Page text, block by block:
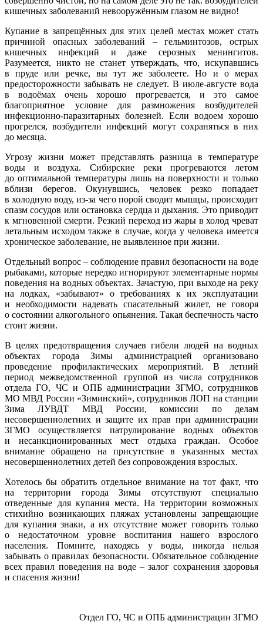
кишечных заболеваний невооружённым глазом не видно!
Купание в запрещённых для этих целей местах может стать
причиной опасных заболеваний – гельминтозов, острых
кишечных инфекций и даже серозных менингитов.
Разумеется, никто не станет утверждать, что, искупавшись
в пруде или речке, вы тут же заболеете. Но и о мерах
предосторожности забывать не следует. В июле-августе вода
в водоёмах очень хорошо прогревается, и это самое
благоприятное условие для размножения возбудителей
инфекционно-паразитарных болезней. Если водоем хорошо
прогрелся, возбудители инфекций могут сохраняться в них
до месяца.
Угрозу жизни может представлять разница в температуре
воды и воздуха. Сибирские реки прогреваются летом
до оптимальной температуры лишь на поверхности и только
вблизи берегов. Окунувшись, человек резко попадает
в холодную воду, из-за чего порой сводит мышцы, происходит
спазм сосудов или остановка сердца и дыхания. Это приводит
к мгновенной смерти. Резкий переход из жары в холод чреват
летальным исходом также в случае, когда у человека имеется
хроническое заболевание, не выявленное при жизни.
Отдельный вопрос – соблюдение правил безопасности на воде
рыбаками, которые нередко игнорируют элементарные нормы
поведения на водных объектах. Зачастую, при выходе на реку
на лодках, «забывают» о требованиях к их эксплуатации
и необходимости надевать спасательный жилет, не говоря
о состоянии алкогольного опьянения. Такая беспечность часто
стоит жизни.
В целях предотвращения случаев гибели людей на водных
объектах города Зимы администрацией организовано
проведение профилактических мероприятий. В летний
период межведомственной группой из числа сотрудников
отдела ГО, ЧС и ОПБ администрации ЗГМО, сотрудников
МО МВД России «Зиминский», сотрудников ЛОП на станции
Зима ЛУВДТ МВД России, комиссии по делам
несовершеннолетних и защите их прав при администрации
ЗГМО осуществляется патрулирование водных объектов
и несанкционированных мест отдыха граждан. Особое
внимание обращено на присутствие в указанных местах
несовершеннолетних детей без сопровождения взрослых.
Хотелось бы обратить отдельное внимание на тот факт, что
на территории города Зимы отсутствуют специально
отведенные для купания места. На территории возможных
стихийно возникающих пляжах установлены запрещающие
для купания знаки, а их отсутствие может говорить только
о недостаточном уровне воспитания нашего взрослого
населения. Помните, находясь у воды, никогда нельзя
забывать о правилах безопасности. Обязательное соблюдение
всех правил поведения на воде – залог сохранения здоровья
и спасения жизни!
Отдел ГО, ЧС и ОПБ администрации ЗГМО